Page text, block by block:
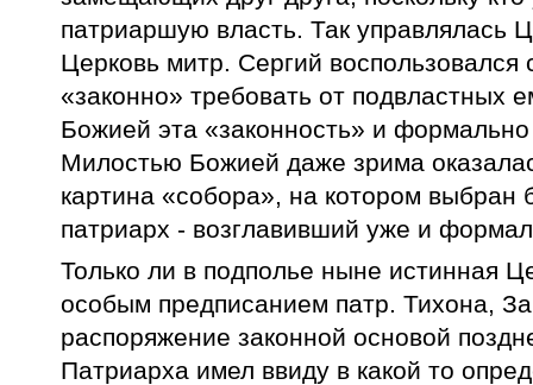
патриаршую власть. Так управлялась
Церковь митр. Сергий
«законно» требовать от подвластных
Божией эта «законность» и
Милостью Божией даже зрима
картина «собора», на котором выбран
патриарх - возглавивший уже и
Только ли в подполье ныне истинная
особым предписанием патр. Тихона,
распоряжение законной основой
Патриарха имел ввиду в какой то